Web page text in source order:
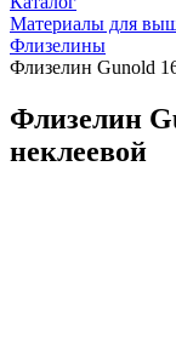
Материалы для
Флизелины
Флизелин Gunold
Флизелин
неклеевой